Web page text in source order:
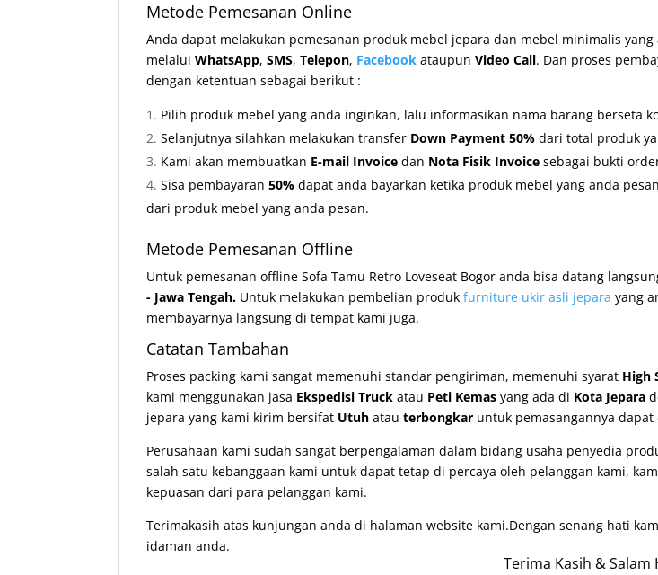
Metode Pemesanan Online
Anda dapat melakukan pemesanan produk mebel jepara dan mebel minimalis
melalui WhatsApp, SMS, Telepon, Facebook ataupun Video Call. Dan proses
dengan ketentuan sebagai berikut :
Pilih produk mebel yang anda inginkan, lalu informasikan nama barang berseta
Selanjutnya silahkan melakukan transfer Down Payment 50% dari total produk
Kami akan membuatkan E-mail Invoice dan Nota Fisik Invoice sebagai bukti
Sisa pembayaran 50% dapat anda bayarkan ketika produk mebel yang anda
dari produk mebel yang anda pesan.
Metode Pemesanan Offline
Untuk pemesanan offline Sofa Tamu Retro Loveseat Bogor anda bisa datang
- Jawa Tengah. Untuk melakukan pembelian produk furniture ukir asli jepara yang
membayarnya langsung di tempat kami juga.
Catatan Tambahan
Proses packing kami sangat memenuhi standar pengiriman, memenuhi syarat High
kami menggunakan jasa Ekspedisi Truck atau Peti Kemas yang ada di Kota Jepara
jepara yang kami kirim bersifat Utuh atau terbongkar untuk pemasangannya
Perusahaan kami sudah sangat berpengalaman dalam bidang usaha penyedia
salah satu kebanggaan kami untuk dapat tetap di percaya oleh pelanggan kami,
kepuasan dari para pelanggan kami.
Terimakasih atas kunjungan anda di halaman website kami.Dengan senang hati
idaman anda.
Terima Kasih & Salam